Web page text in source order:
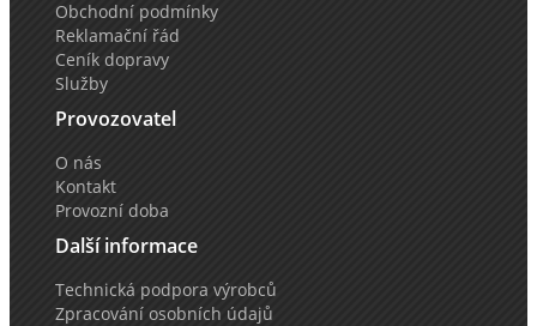
Obchodní podmínky
Reklamační řád
Ceník dopravy
Služby
Provozovatel
O nás
Kontakt
Provozní doba
Další informace
Technická podpora výrobců
Zpracování osobních údajů